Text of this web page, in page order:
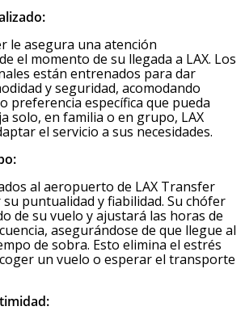
le asegura una atención
el momento de su llegada a LAX. Los
están entrenados para dar
y seguridad, acomodando
preferencia específica que pueda
solo, en familia o en grupo, LAX
el servicio a sus necesidades.
al aeropuerto de LAX Transfer
puntualidad y fiabilidad. Su chófer
de su vuelo y ajustará las horas de
asegurándose de que llegue al
de sobra. Esto elimina el estrés
un vuelo o esperar el transporte